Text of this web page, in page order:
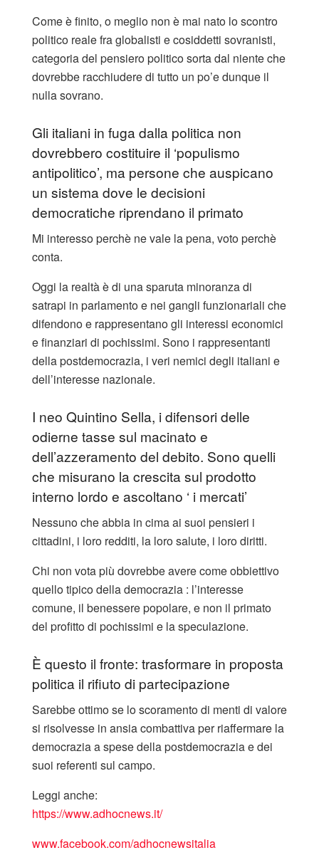
Come è finito, o meglio non è mai nato lo scontro
politico reale fra globalisti e cosiddetti sovranisti,
categoria del pensiero politico sorta dal niente che
dovrebbe racchiudere di tutto un po’e dunque il
nulla sovrano.
Gli italiani in fuga dalla politica non
dovrebbero costituire il ‘populismo
antipolitico’, ma persone che auspicano
un sistema dove le decisioni
democratiche riprendano il primato
Mi interesso perchè ne vale la pena, voto perchè
conta.
Oggi la realtà è di una sparuta minoranza di
satrapi in parlamento e nei gangli funzionariali che
difendono e rappresentano gli interessi economici
e finanziari di pochissimi. Sono i rappresentanti
della postdemocrazia, i veri nemici degli italiani e
dell’interesse nazionale.
I neo Quintino Sella, i difensori delle
odierne tasse sul macinato e
dell’azzeramento del debito. Sono quelli
che misurano la crescita sul prodotto
interno lordo e ascoltano ‘ i mercati’
Nessuno che abbia in cima ai suoi pensieri i
cittadini, i loro redditi, la loro salute, i loro diritti.
Chi non vota più dovrebbe avere come obbiettivo
quello tipico della democrazia : l’interesse
comune, il benessere popolare, e non il primato
del profitto di pochissimi e la speculazione.
È questo il fronte: trasformare in proposta
politica il rifiuto di partecipazione
Sarebbe ottimo se lo scoramento di menti di valore
si risolvesse in ansia combattiva per riaffermare la
democrazia a spese della postdemocrazia e dei
suoi referenti sul campo.
Leggi anche:
https://www.adhocnews.it/
www.facebook.com/adhocnewsitalia